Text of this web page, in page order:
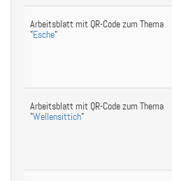
Arbeitsblatt mit QR-Code zum Thema
"Esche"
Arbeitsblatt mit QR-Code zum Thema
"Wellensittich"